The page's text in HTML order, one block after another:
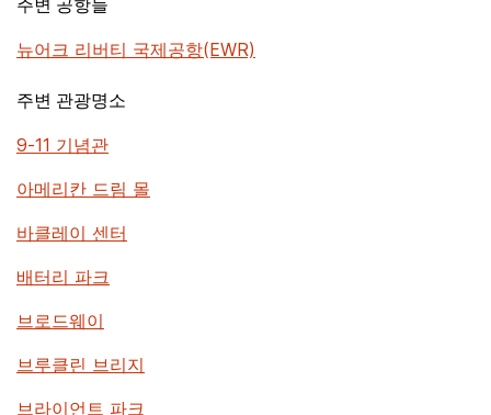
주변 공항들
뉴어크 리버티 국제공항(EWR)
주변 관광명소
9-11 기념관
아메리칸 드림 몰
바클레이 센터
배터리 파크
브로드웨이
브루클린 브리지
브라이언트 파크